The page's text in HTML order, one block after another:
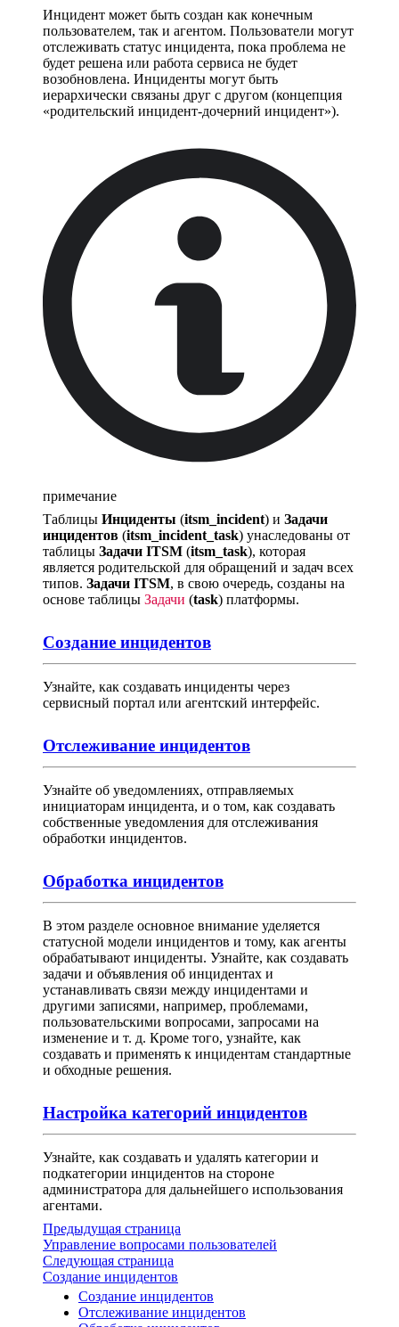
Инцидент может быть создан как конечным
пользователем, так и агентом. Пользователи могут
отслеживать статус инцидента, пока проблема не
будет решена или работа сервиса не будет
возобновлена. Инциденты могут быть
иерархически связаны друг с другом (концепция
«родительский инцидент-дочерний инцидент»).
примечание
Таблицы Инциденты (itsm_incident) и Задачи
инцидентов (itsm_incident_task) унаследованы от
таблицы Задачи ITSM (itsm_task), которая
является родительской для обращений и задач всех
типов. Задачи ITSM, в свою очередь, созданы на
основе таблицы Задачи (task) платформы.
Создание инцидентов
Узнайте, как создавать инциденты через
сервисный портал или агентский интерфейс.
Отслеживание инцидентов
Узнайте об уведомлениях, отправляемых
инициаторам инцидента, и о том, как создавать
собственные уведомления для отслеживания
обработки инцидентов.
Обработка инцидентов
В этом разделе основное внимание уделяется
статусной модели инцидентов и тому, как агенты
обрабатывают инциденты. Узнайте, как создавать
задачи и объявления об инцидентах и
устанавливать связи между инцидентами и
другими записями, например, проблемами,
пользовательскими вопросами, запросами на
изменение и т. д. Кроме того, узнайте, как
создавать и применять к инцидентам стандартные
и обходные решения.
Настройка категорий инцидентов
Узнайте, как создавать и удалять категории и
подкатегории инцидентов на стороне
администратора для дальнейшего использования
агентами.
Предыдущая страница
Управление вопросами пользователей
Следующая страница
Создание инцидентов
Создание инцидентов
Отслеживание инцидентов